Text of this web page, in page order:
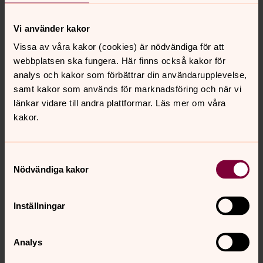
Vi använder kakor
Vissa av våra kakor (cookies) är nödvändiga för att
webbplatsen ska fungera. Här finns också kakor för
analys och kakor som förbättrar din användarupplevelse,
samt kakor som används för marknadsföring och när vi
länkar vidare till andra plattformar. Läs mer om våra
kakor.
Nödvändiga kakor
Inställningar
Analys
Fritidsledare, Kontaktperson IT Vinberg-Ljungby,
Direkt: